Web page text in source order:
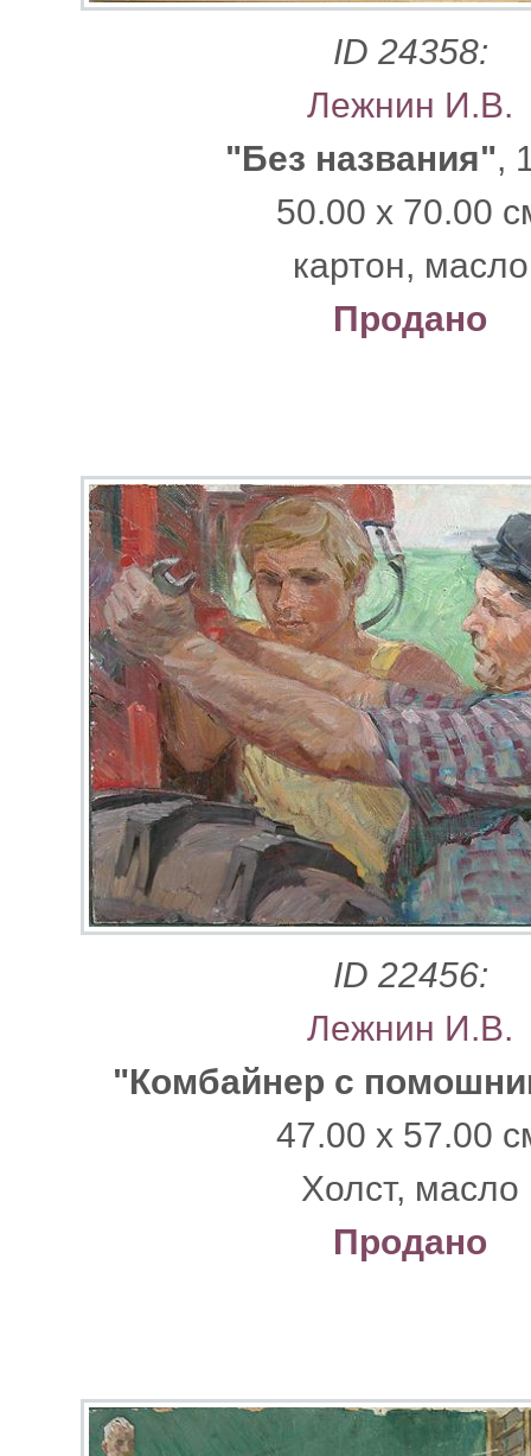
ID 24358:
Лежнин И.В.
"Без названия",
50.00 x 70.00
картон, масло
Продано
ID 22456:
Лежнин И.В.
"Комбайнер с
47.00 x 57.00
Xолст, масло
Продано